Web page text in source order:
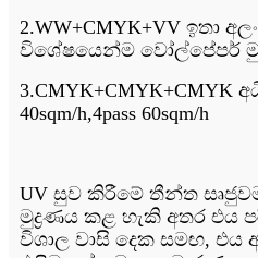
2.WW+CMYK+VV ඉතා
විශේෂයෙන්ම වෝල්පේපර්
3.CMYK+CMYK+CMYK
40sqm/h,4pass 60sqm/h
UV සුව කිරීමේ තීන්ත
මුද්‍රණය කළ හැකි අතර එය
විශාල වාසි දෙක සමඟ, එය